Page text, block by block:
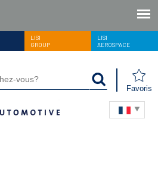
LISI
GROUP
LISI
AEROSPACE
Favoris